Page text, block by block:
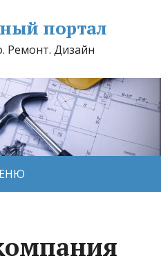
портал
Ремонт. Дизайн